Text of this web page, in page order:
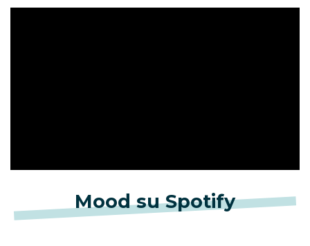
Mood su Spotify